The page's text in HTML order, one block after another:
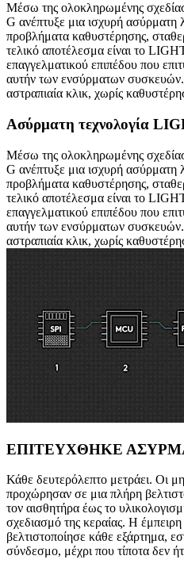
Μέσω της ολοκληρωμένης
G ανέπτυξε μια ισχυρή ασύρματη
προβλήματα καθυστέρησης,
τελικό αποτέλεσμα είναι το
επαγγελματικού επιπέδου που
αυτήν των ενσύρματων συσκευών.
αστραπιαία κλικ, χωρίς
Ασύρματη τεχνολογία
Μέσω της ολοκληρωμένης
G ανέπτυξε μια ισχυρή ασύρματη
προβλήματα καθυστέρησης,
τελικό αποτέλεσμα είναι το
επαγγελματικού επιπέδου που
αυτήν των ενσύρματων συσκευών.
αστραπιαία κλικ, χωρίς
ΕΠΙΤΕΥΧΘΗΚΕ
Κάθε δευτερόλεπτο μετράει. Οι
προχώρησαν σε μια πλήρη
τον αισθητήρα έως το
σχεδιασμό της κεραίας. Η
βελτιστοποίησε κάθε εξάρτημα,
σύνδεσμο, μέχρι που τίποτα δεν